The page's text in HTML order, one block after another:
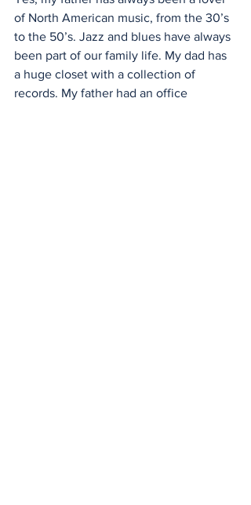
of North American music, from the 30’s
to the 50’s. Jazz and blues have always
been part of our family life. My dad has
a huge closet with a collection of
records. My father had an office